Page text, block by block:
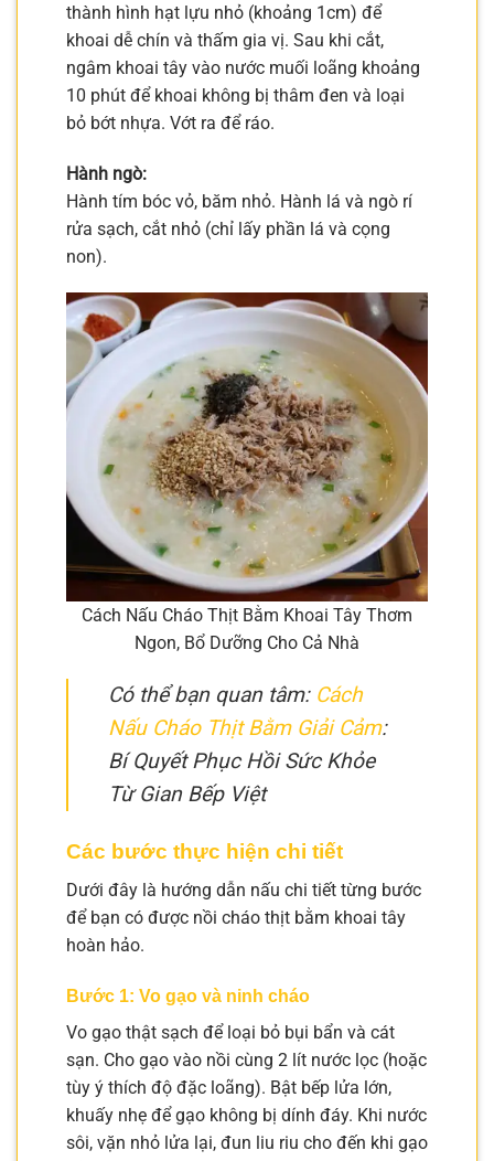
thành hình hạt lựu nhỏ (khoảng 1cm) để
khoai dễ chín và thấm gia vị. Sau khi cắt,
ngâm khoai tây vào nước muối loãng khoảng
10 phút để khoai không bị thâm đen và loại
bỏ bớt nhựa. Vớt ra để ráo.
Hành ngò:
Hành tím bóc vỏ, băm nhỏ. Hành lá và ngò rí
rửa sạch, cắt nhỏ (chỉ lấy phần lá và cọng
non).
Cách Nấu Cháo Thịt Bằm Khoai Tây Thơm
Ngon, Bổ Dưỡng Cho Cả Nhà
Có thể bạn quan tâm: Cách
Nấu Cháo Thịt Bằm Giải Cảm:
Bí Quyết Phục Hồi Sức Khỏe
Từ Gian Bếp Việt
Các bước thực hiện chi tiết
Dưới đây là hướng dẫn nấu chi tiết từng bước
để bạn có được nồi cháo thịt bằm khoai tây
hoàn hảo.
Bước 1: Vo gạo và ninh cháo
Vo gạo thật sạch để loại bỏ bụi bẩn và cát
sạn. Cho gạo vào nồi cùng 2 lít nước lọc (hoặc
tùy ý thích độ đặc loãng). Bật bếp lửa lớn,
khuấy nhẹ để gạo không bị dính đáy. Khi nước
sôi, vặn nhỏ lửa lại, đun liu riu cho đến khi gạo